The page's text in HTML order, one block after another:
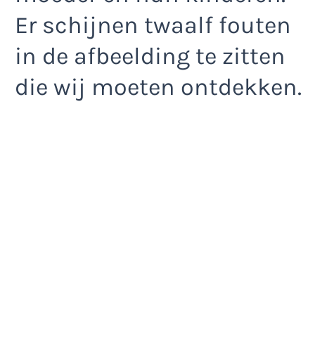
Er schijnen twaalf fouten
in de afbeelding te zitten
die wij moeten ontdekken.